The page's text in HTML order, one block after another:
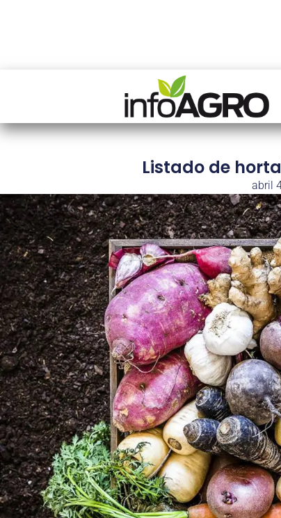
Listado de
abril